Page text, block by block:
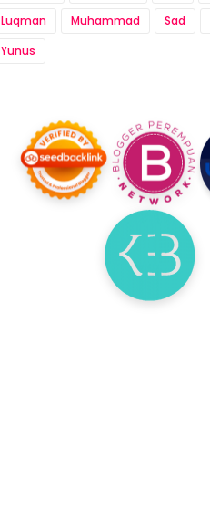
Luqman
Muhammad Sad
Yunus